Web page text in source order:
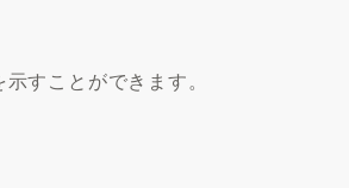
すことができます。